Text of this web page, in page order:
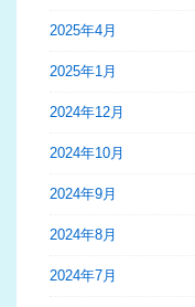
2025年4月
2025年1月
2024年12月
2024年10月
2024年9月
2024年8月
2024年7月